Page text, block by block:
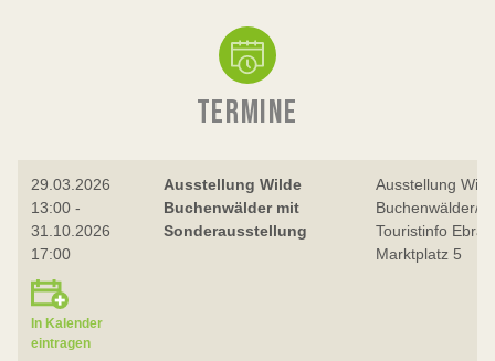
TERMINE
29.03.2026
13:00 -
31.10.2026
17:00
In Kalender
eintragen
Ausstellung Wilde
Buchenwälder mit
Sonderausstellung
Ausstellung
Buchenwälder/
Touristinfo
Marktplatz 5